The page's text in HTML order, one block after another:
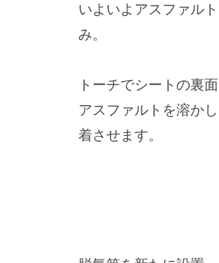
いよいよアスファル
み。
トーチでシートの裏
アスファルトを溶か
着させます。